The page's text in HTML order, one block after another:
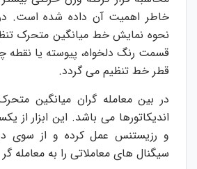
خاطر اهمیت آن داده شده است.
نحوه نمایش خط میانگین متحرک
قسمت رنگ دلخواه، پیوسته یا
قطر خط تنظیم می گردد.
در بین معامله گران میانگین
اندیکاتورها می باشد. این ابزار از
و رزیستنس عمل کرده و از سوی
سیگنال های معاملاتی را به